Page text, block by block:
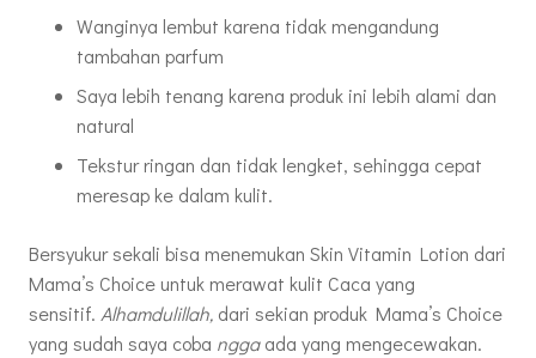
Wanginya lembut karena tidak mengandung
tambahan parfum
Saya lebih tenang karena produk ini lebih alami dan
natural
Tekstur ringan dan tidak lengket, sehingga cepat
meresap ke dalam kulit.
Bersyukur sekali bisa menemukan Skin Vitamin Lotion dari
Mama’s Choice untuk merawat kulit Caca yang
sensitif. Alhamdulillah, dari sekian produk Mama’s Choice
yang sudah saya coba nggaada yang mengecewakan.